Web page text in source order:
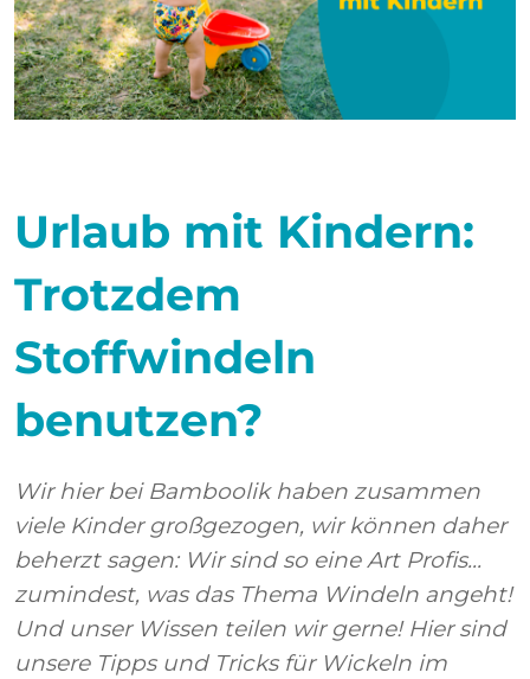
Urlaub mit Kindern:
Trotzdem
Stoffwindeln
benutzen?
Wir hier bei Bamboolik haben zusammen
viele Kinder großgezogen, wir können daher
beherzt sagen: Wir sind so eine Art Profis...
zumindest, was das Thema Windeln angeht!
Und unser Wissen teilen wir gerne! Hier sind
unsere Tipps und Tricks für Wickeln im